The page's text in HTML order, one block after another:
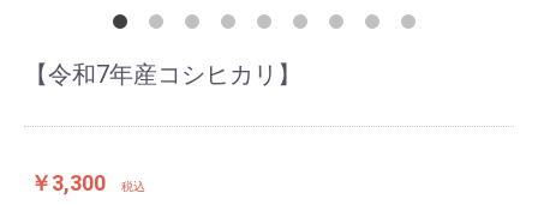
【令和7年産コシヒカリ】
￥3,300 税込